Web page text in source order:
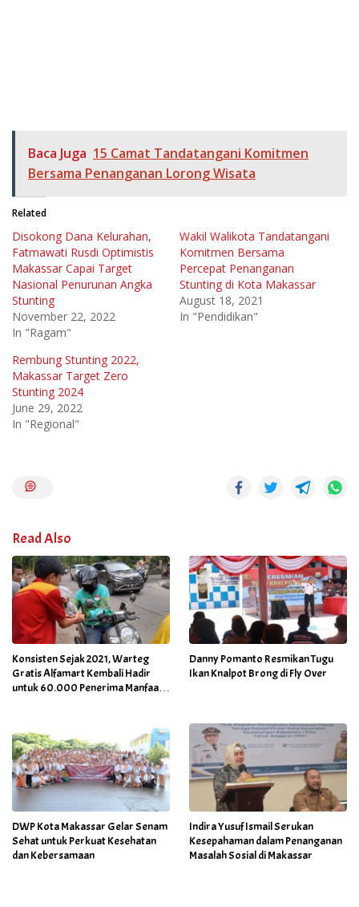
Baca Juga 15 Camat Tandatangani Komitmen
Bersama Penanganan Lorong Wisata
Related
Disokong Dana Kelurahan,
Fatmawati Rusdi Optimistis
Makassar Capai Target
Nasional Penurunan Angka
Stunting
November 22, 2022
In "Ragam"
Wakil Walikota Tandatangani
Komitmen Bersama
Percepat Penanganan
Stunting di Kota Makassar
August 18, 2021
In "Pendidikan"
Rembung Stunting 2022,
Makassar Target Zero
Stunting 2024
June 29, 2022
In "Regional"
Read Also
Konsisten Sejak 2021, Warteg
Gratis Alfamart Kembali Hadir
untuk 60.000 Penerima Manfaat
Danny Pomanto Resmikan Tugu
Ikan Knalpot Brong di Fly Over
DWP Kota Makassar Gelar Senam
Sehat untuk Perkuat Kesehatan
dan Kebersamaan
Indira Yusuf Ismail Serukan
Kesepahaman dalam Penanganan
Masalah Sosial di Makassar